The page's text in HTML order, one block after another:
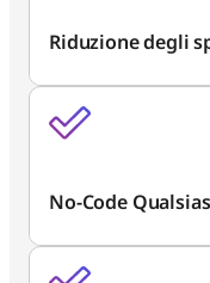
Riduzione degli
No-Code